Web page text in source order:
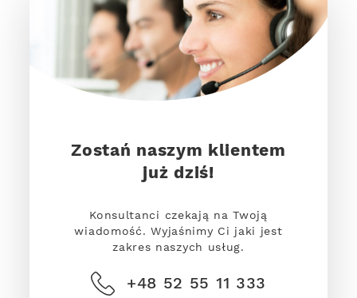
Zostań naszym klientem
już dziś!
Konsultanci czekają na Twoją
wiadomość. Wyjaśnimy Ci jaki jest
zakres naszych usług.
+48 52 55 11 333